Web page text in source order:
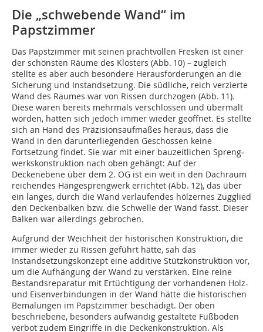
Die „schwebende Wand“ im
Papstzimmer
Das Papstzimmer mit seinen prachtvollen Fresken ist einer
der schönsten Räume des Klosters (Abb. 10) – zugleich
stellte es aber auch besondere Herausforderungen an die
Sicherung und Instandsetzung. Die südliche, reich verzierte
Wand des Raumes war von Rissen durchzogen (Abb. 11).
Diese waren bereits mehrmals verschlossen und übermalt
worden, hatten sich jedoch immer wieder ­geöffnet. Es stellte
sich an Hand des Präzisionsaufmaßes heraus, dass die
Wand in den darunterliegenden Geschossen keine
Fortsetzung findet. Sie war mit einer bauzeitlichen Spreng­
werkskonstruktion nach oben gehängt: Auf der
Deckenebene über dem 2. OG ist ein weit in den Dachraum
reichendes Hängesprengwerk errichtet (Abb. 12), das über
ein langes, durch die Wand verlaufendes hölzernes Zugglied
den Deckenbalken bzw. die Schwelle der Wand fasst. Dieser
Balken war allerdings gebrochen.
Aufgrund der Weichheit der historischen Konstruktion, die
immer wieder zu Rissen geführt hätte, sah das
Instandsetzungskonzept eine additive Stützkonstruktion vor,
um die Aufhängung der Wand zu verstärken. Eine reine
Bestandsreparatur mit Ertüchtigung der vorhandenen Holz-
und Eisenverbindungen in der Wand hätte die historischen
Bemalun­gen im Papstzimmer beschädigt. Der oben
beschriebene, besonders aufwändig gestaltete Fußboden
verbot zudem Eingriffe in die Deckenkonstruktion. Als